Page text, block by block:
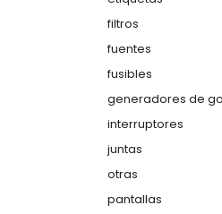
filtros
fuentes
fusibles
generadores de
interruptores
juntas
otras
pantallas